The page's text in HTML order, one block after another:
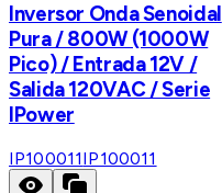
Inversor Onda Senoidal
Pura / 800W (1000W
Pico) / Entrada 12V /
Salida 120VAC / Serie
IPower
IP100011IP100011